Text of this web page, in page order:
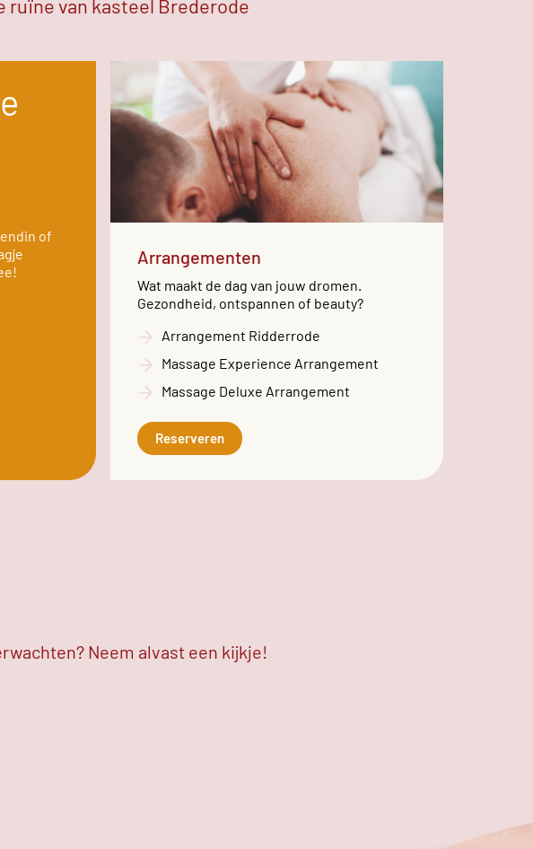
ruïne van kasteel Brederode
of
Arrangementen
Wat maakt de dag van jouw dromen.
Gezondheid, ontspannen of beauty?
Arrangement Ridderrode
Massage Experience Arrangement
Massage Deluxe Arrangement
Reserveren
Neem alvast een kijkje!